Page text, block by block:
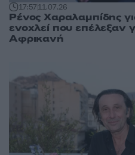
17:5711.07.26
Ρένος Χαραλαμπίδης
ενοχλεί που επέλεξαν
Αφρικανή